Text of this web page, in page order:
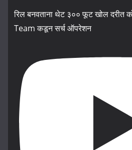
रिल बनवताना थेट ३०० फूट खोल दरीत
Team कडून सर्च ऑपरेशन